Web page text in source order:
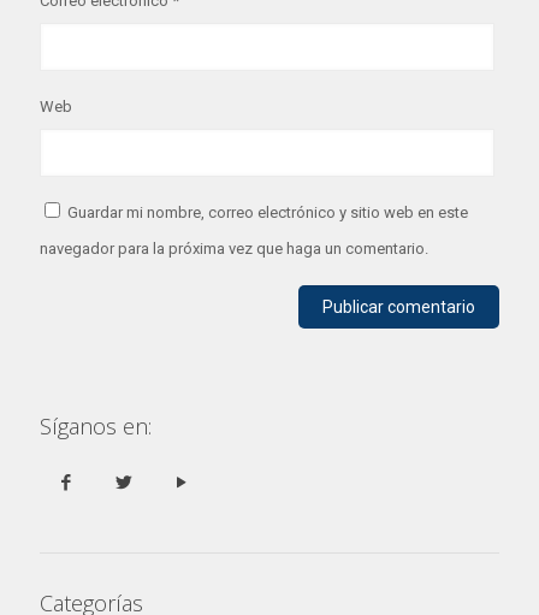
Web
Guardar mi nombre, correo electrónico y sitio web en este
navegador para la próxima vez que haga un comentario.
Síganos en:
Categorías